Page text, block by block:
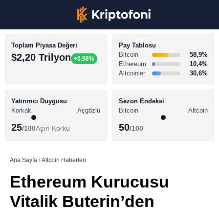
Youtube
TikTok
BİTCOİN HABERLERİ
ALTCOİN HABERLERİ
SÖZLÜK
Toplam Piyasa Değeri
$2,20 Trilyon +0.58%
Pay Tablosu
Bitcoin
58,9%
Ethereum
10,4%
Altcoinler
30,6%
Yatırımcı Duygusu
Korkak
Açgözlü
25/100Aşırı Korku
Sezon Endeksi
Bitcoin
Altcoin
50/100
Ana Sayfa ›Altcoin Haberleri
Ethereum Kurucusu
Vitalik Buterin’den